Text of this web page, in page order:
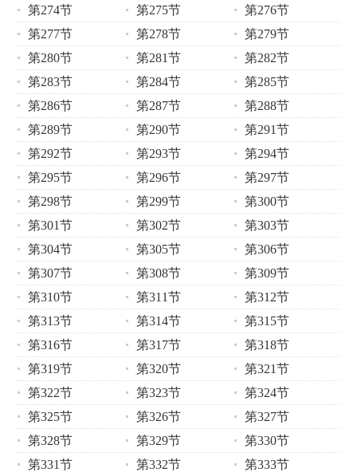
第274节
第275节
第276节
第277节
第278节
第279节
第280节
第281节
第282节
第283节
第284节
第285节
第286节
第287节
第288节
第289节
第290节
第291节
第292节
第293节
第294节
第295节
第296节
第297节
第298节
第299节
第300节
第301节
第302节
第303节
第304节
第305节
第306节
第307节
第308节
第309节
第310节
第311节
第312节
第313节
第314节
第315节
第316节
第317节
第318节
第319节
第320节
第321节
第322节
第323节
第324节
第325节
第326节
第327节
第328节
第329节
第330节
第331节
第332节
第333节